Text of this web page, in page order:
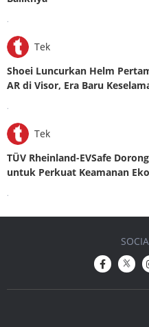
Tek
Shoei Luncurkan Helm
AR di Visor, Era Baru
Tek
TÜV Rheinland-EVSafe
untuk Perkuat Keamanan